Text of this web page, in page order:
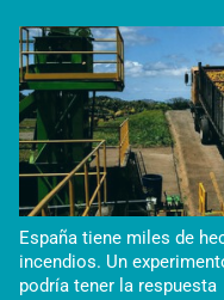
España tiene miles de
incendios. Un
podría tener la respuesta